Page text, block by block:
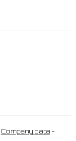
Company data -